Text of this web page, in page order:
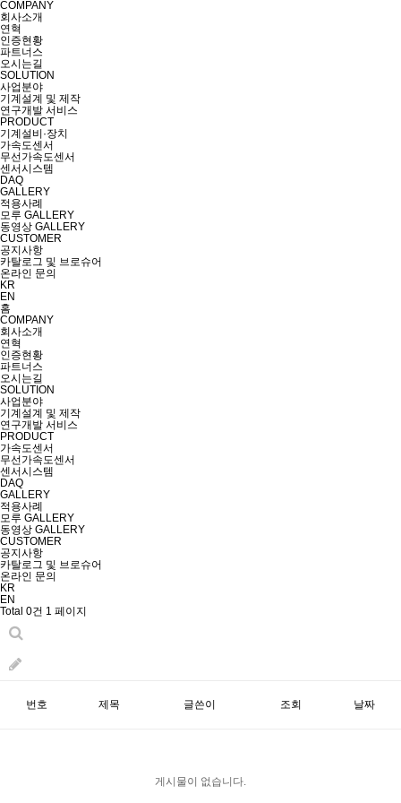
COMPANY
회사소개
연혁
인증현황
파트너스
오시는길
SOLUTION
사업분야
기계설계 및 제작
연구개발 서비스
PRODUCT
기계설비·장치
가속도센서
무선가속도센서
센서시스템
DAQ
GALLERY
적용사례
모루 GALLERY
동영상 GALLERY
CUSTOMER
공지사항
카탈로그 및 브로슈어
온라인 문의
KR
EN
홈
COMPANY
회사소개
연혁
인증현황
파트너스
오시는길
SOLUTION
사업분야
기계설계 및 제작
연구개발 서비스
PRODUCT
가속도센서
무선가속도센서
센서시스템
DAQ
GALLERY
적용사례
모루 GALLERY
동영상 GALLERY
CUSTOMER
공지사항
카탈로그 및 브로슈어
온라인 문의
KR
EN
Total 0건 1 페이지
번호 제목 글쓴이 조회 날짜
게시물이 없습니다.